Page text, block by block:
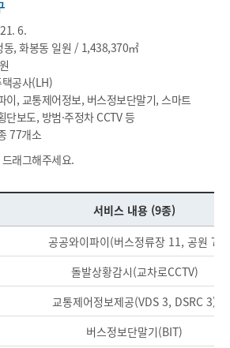
6.
동, 화봉동 일원 / 1,438,370㎡
공사(LH)
이, 교통제어정보, 버스정보단말기, 스마트
단보도, 방범·주정차 CCTV 등
77개소
래그해주세요.
서비스 내용 (9종)
공공와이파이(버스정류장 11, 공원 7)
돌발상황감시(교차로CCTV)
교통제어정보제공(VDS 3, DSRC 3)
버스정보단말기(BIT)